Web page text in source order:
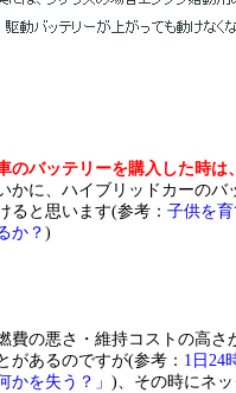
のバッテリーを購入した時は
かに、ハイブリッドカーのバ
ると思います(参考： 子供を
か？)
費の悪さ・維持コストの高さ
があるのですが(参考： 1日24
かを失う？」 )、その時にネ